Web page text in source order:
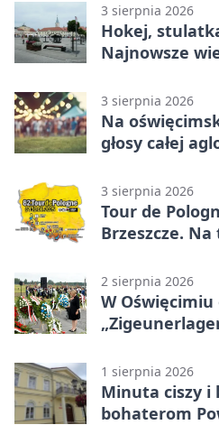
3 sierpnia 2026
Hokej,
Najnowsze
3 sierpnia 2026
Na
głosy całej
3 sierpnia 2026
Tour de
Brzeszcze.
2 sierpnia 2026
W
1 sierpnia 2026
Minuta ciszy i
bohaterom